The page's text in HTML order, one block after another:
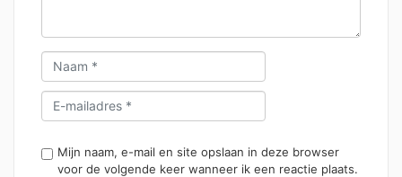
Mijn naam, e-mail en site opslaan in deze browser
voor de volgende keer wanneer ik een reactie plaats.